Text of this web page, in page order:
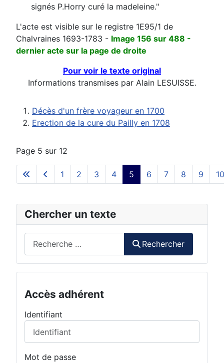
Chercher un texte
Rechercher
Accès adhérent
Identifiant
Mot de passe
signés P.Horry curé la madeleine."
L'acte est visible sur le registre 1E95/1 de
Chalvraines 1693-1783 - Image 156 sur 488 -
dernier acte sur la page de droite
Pour voir le texte original
Informations transmises par Alain LESUISSE.
Décès d'un frère voyageur en 1700
Erection de la cure du Pailly en 1708
Page 5 sur 12
1 2 3 4 5 6 7 8 9 10